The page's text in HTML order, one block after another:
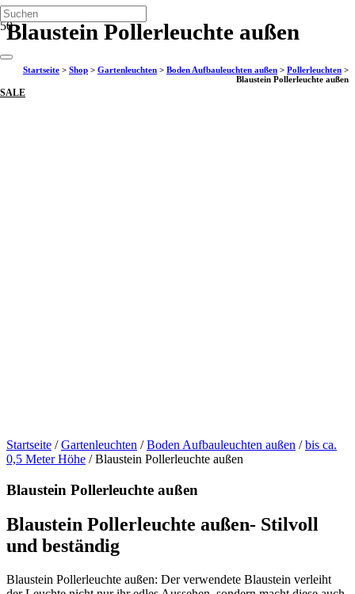
SALE
Blaustein Pollerleuchte außen
Startseite > Shop > Gartenleuchten > Boden Aufbauleuchten außen > Pollerleuchten >
Blaustein Pollerleuchte außen
Startseite /Gartenleuchten /Boden Aufbauleuchten außen /bis ca.
0,5 Meter Höhe / Blaustein Pollerleuchte außen
Blaustein Pollerleuchte außen
Blaustein Pollerleuchte außen- Stilvoll
und beständig
Blaustein Pollerleuchte außen: Der verwendete Blaustein verleiht